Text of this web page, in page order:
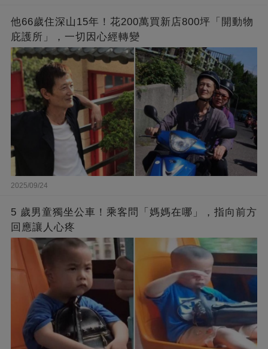
他66歲住深山15年！花200萬買新店800坪「開動物
庇護所」，一切因心經轉變
2025/09/24
5 歲男童獨坐公車！乘客問「媽媽在哪」，指向前方
回應讓人心疼